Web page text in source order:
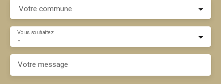
Votre commune
-
Vous souhaitez
Votre message